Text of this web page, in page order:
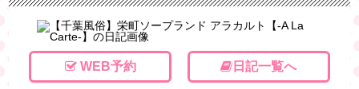
WEB予約 日記一覧へ